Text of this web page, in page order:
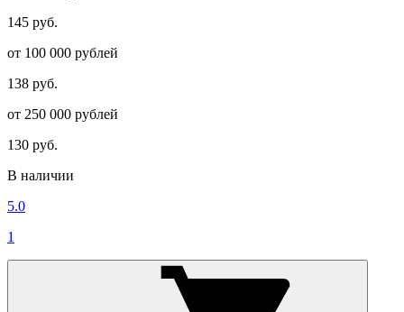
145 руб.
от 100 000 рублей
138 руб.
от 250 000 рублей
130 руб.
В наличии
5.0
1